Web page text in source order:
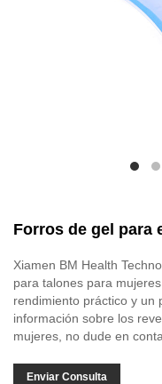
Forros de gel para
Xiamen BM Health
para talones para
rendimiento práctico y un
información sobre los
mujeres, no dude en
Enviar Consulta